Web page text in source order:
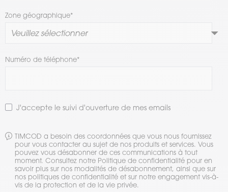
Zone géographique*
Numéro de téléphone*
J'accepte le suivi d'ouverture de mes emails
TIMCOD a besoin des coordonnées que vous nous fournissez
pour vous contacter au sujet de nos produits et services. Vous
pouvez vous désabonner de ces communications à tout
moment. Consultez notre Politique de confidentialité pour en
savoir plus sur nos modalités de désabonnement, ainsi que sur
nos politiques de confidentialité et sur notre engagement vis-à-
vis de la protection et de la vie privée.